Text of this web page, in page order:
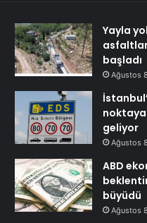
Yayla
başladı
Ağustos
noktaya
geliyor
Ağustos
ABD
büyüdü
Ağustos